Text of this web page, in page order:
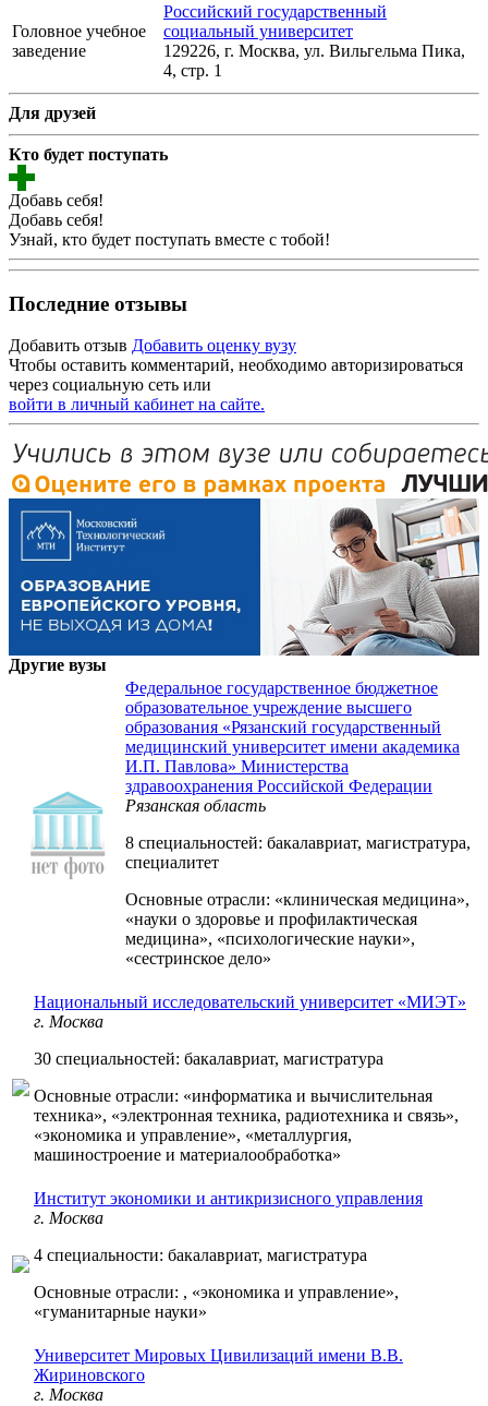
Головное учебное
заведение
Российский государственный
социальный университет
129226, г. Москва, ул. Вильгельма Пика,
4, стр. 1
Для друзей
Кто будет поступать
Добавь себя!
Добавь себя!
Узнай, кто будет поступать вместе с тобой!
Последние отзывы
Добавить отзыв Добавить оценку вузу
Чтобы оставить комментарий, необходимо авторизироваться
через социальную сеть или
войти в личный кабинет на сайте.
Другие вузы
Федеральное государственное бюджетное
образовательное учреждение высшего
образования «Рязанский государственный
медицинский университет имени академика
И.П. Павлова» Министерства
здравоохранения Российской Федерации
Рязанская область
8 специальностей: бакалавриат, магистратура,
специалитет
Основные отрасли: «клиническая медицина»,
«науки о здоровье и профилактическая
медицина», «психологические науки»,
«сестринское дело»
Национальный исследовательский университет «МИЭТ»
г. Москва
30 специальностей: бакалавриат, магистратура
Основные отрасли: «информатика и вычислительная
техника», «электронная техника, радиотехника и связь»,
«экономика и управление», «металлургия,
машиностроение и материалообработка»
Институт экономики и антикризисного управления
г. Москва
4 специальности: бакалавриат, магистратура
Основные отрасли: , «экономика и управление»,
«гуманитарные науки»
Университет Мировых Цивилизаций имени В.В.
Жириновского
г. Москва